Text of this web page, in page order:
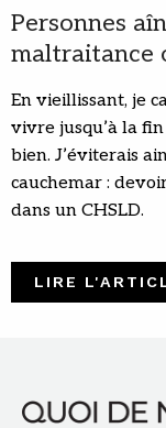
Personnes
maltraitance
En vieillissant, je
vivre jusqu’à la
bien. J’éviterais
cauchemar :
dans un CHSLD.
LIRE